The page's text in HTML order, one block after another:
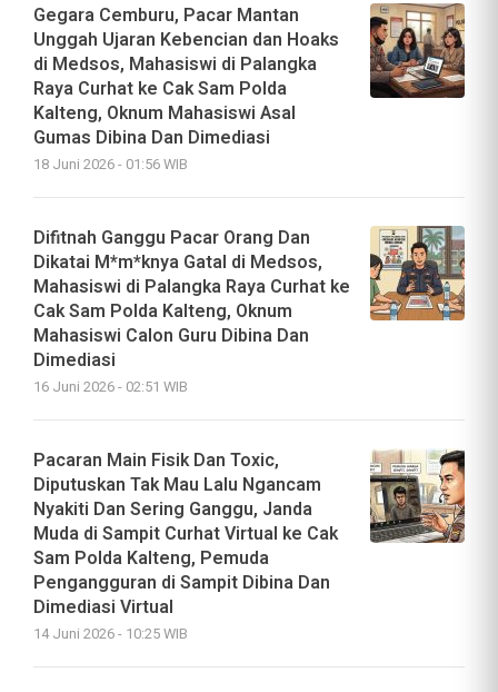
Gegara Cemburu, Pacar Mantan
Unggah Ujaran Kebencian dan Hoaks
di Medsos, Mahasiswi di Palangka
Raya Curhat ke Cak Sam Polda
Kalteng, Oknum Mahasiswi Asal
Gumas Dibina Dan Dimediasi
18 Juni 2026 - 01:56 WIB
Difitnah Ganggu Pacar Orang Dan
Dikatai M*m*knya Gatal di Medsos,
Mahasiswi di Palangka Raya Curhat ke
Cak Sam Polda Kalteng, Oknum
Mahasiswi Calon Guru Dibina Dan
Dimediasi
16 Juni 2026 - 02:51 WIB
Pacaran Main Fisik Dan Toxic,
Diputuskan Tak Mau Lalu Ngancam
Nyakiti Dan Sering Ganggu, Janda
Muda di Sampit Curhat Virtual ke Cak
Sam Polda Kalteng, Pemuda
Pengangguran di Sampit Dibina Dan
Dimediasi Virtual
14 Juni 2026 - 10:25 WIB